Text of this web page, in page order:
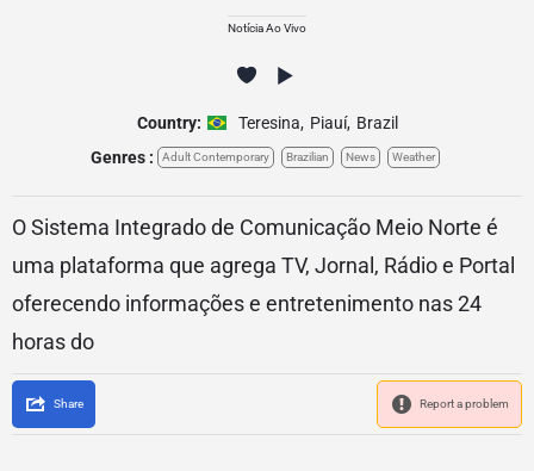
Notícia Ao Vivo
Country: Teresina, Piauí, Brazil
Genres :
Adult Contemporary Brazilian News Weather
O Sistema Integrado de Comunicação Meio Norte é
uma plataforma que agrega TV, Jornal, Rádio e Portal
oferecendo informações e entretenimento nas 24
horas do
Share Report a problem